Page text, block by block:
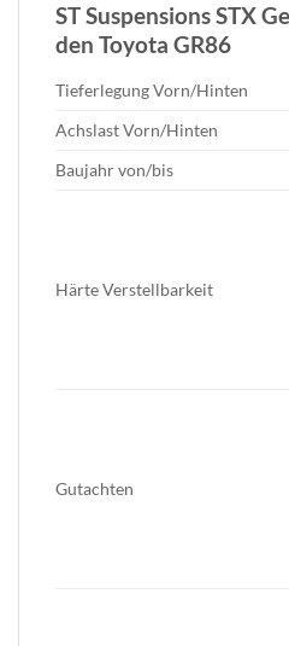
ST Suspensions STX
den Toyota GR86
TieferlegungVorn/Hinten
AchslastVorn/Hinten
Baujahrvon/bis
Härte Verstellbarkeit
Gutachten